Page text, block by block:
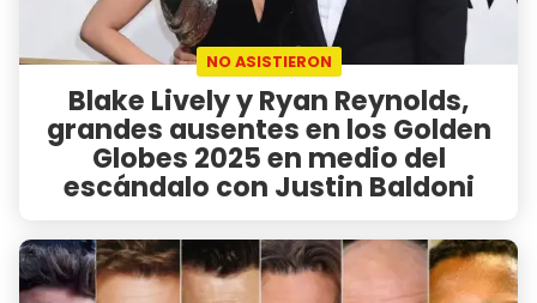
NO ASISTIERON
Blake Lively y Ryan Reynolds,
grandes ausentes en los Golden
Globes 2025 en medio del
escándalo con Justin Baldoni